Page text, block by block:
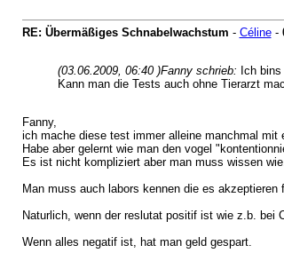
RE: Übermäßiges Schnabelwachstum - Céline-
(03.06.2009, 06:40 )Fanny schrieb: Ich
Kann man die Tests auch ohne Tierarzt
Fanny,
ich mache diese test immer alleine manchmal mit
Habe aber gelernt wie man den vogel
Es ist nicht kompliziert aber man muss wissen
Man muss auch labors kennen die es
Naturlich, wenn der reslutat positif ist wie z.b. bei
Wenn alles negatif ist, hat man geld gespart.